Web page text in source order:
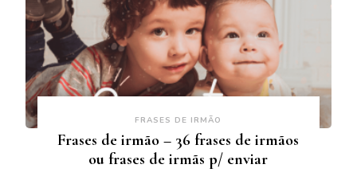
FRASES DE IRMÃO
Frases de irmão – 36 frases de irmãos
ou frases de irmãs p/ enviar